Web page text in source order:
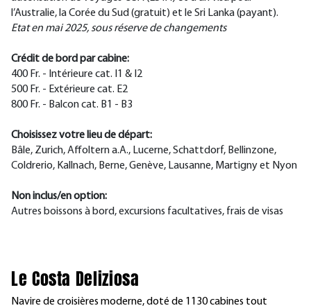
l’Australie, la Corée du Sud (gratuit) et le Sri Lanka (payant).
Etat en mai 2025, sous réserve de changements
Crédit de bord par cabine:
400 Fr. - Intérieure cat. I1 & I2
500 Fr. - Extérieure cat. E2
800 Fr. - Balcon cat. B1 - B3
Choisissez votre lieu de départ:
Bâle, Zurich, Affoltern a.A., Lucerne, Schattdorf, Bellinzone,
Coldrerio, Kallnach, Berne, Genève, Lausanne, Martigny et Nyon
Non inclus/en option:
Autres boissons à bord, excursions facultatives, frais de visas
Le Costa Deliziosa
Navire de croisières moderne, doté de 1130 cabines tout